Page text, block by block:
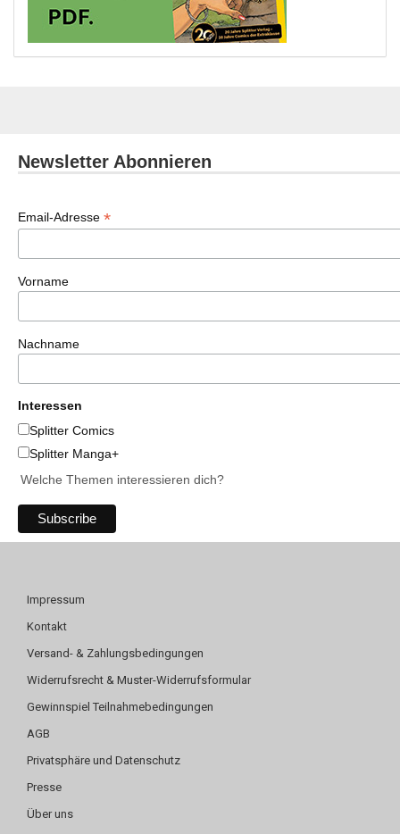
Newsletter Abonnieren
Email-Adresse *
Vorname
Nachname
Interessen
Splitter Comics
Splitter Manga+
Welche Themen interessieren dich?
Impressum
Kontakt
Versand- & Zahlungsbedingungen
Widerrufsrecht & Muster-Widerrufsformular
Gewinnspiel Teilnahmebedingungen
AGB
Privatsphäre und Datenschutz
Presse
Über uns